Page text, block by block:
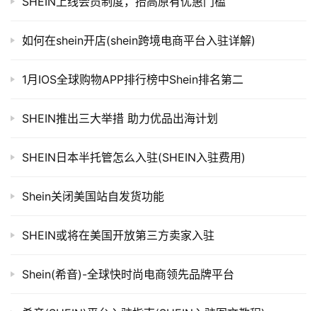
如何在shein开店(shein跨境电商平台入驻详解)
1月IOS全球购物APP排行榜中Shein排名第二
SHEIN推出三大举措 助力优品出海计划
SHEIN日本半托管怎么入驻(SHEIN入驻费用)
Shein关闭美国站自发货功能
SHEIN或将在美国开放第三方卖家入驻
Shein(希音)-全球快时尚电商领先品牌平台